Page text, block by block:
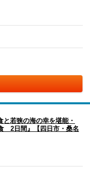
と若狭の海の幸を堪能・
2日間』【四日市・桑名